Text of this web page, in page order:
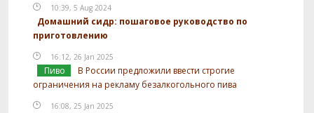
10:39, 5 Aug 2024
Домашний сидр: пошаговое руководство по
приготовлению
16:12, 26 Jan 2025
Пиво
В России предложили ввести строгие
ограничения на рекламу безалкогольного пива
16:08, 25 Jan 2025